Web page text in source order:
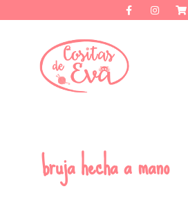
bruja hecha a mano